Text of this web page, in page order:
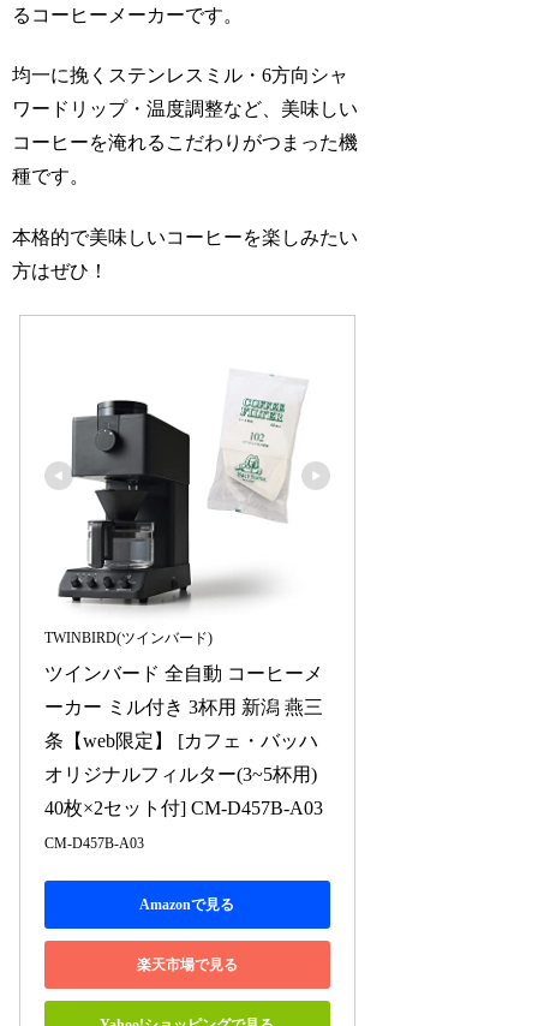
るコーヒーメーカーです。
均一に挽くステンレスミル・6方向シャ
ワードリップ・温度調整など、美味しい
コーヒーを淹れるこだわりがつまった機
種です。
本格的で美味しいコーヒーを楽しみたい
方はぜひ！
TWINBIRD(ツインバード)
ツインバード 全自動 コーヒーメ
ーカー ミル付き 3杯用 新潟 燕三
条【web限定】 [カフェ・バッハ
オリジナルフィルター(3~5杯用)
40枚×2セット付] CM-D457B-A03
CM-D457B-A03
Amazonで見る
楽天市場で見る